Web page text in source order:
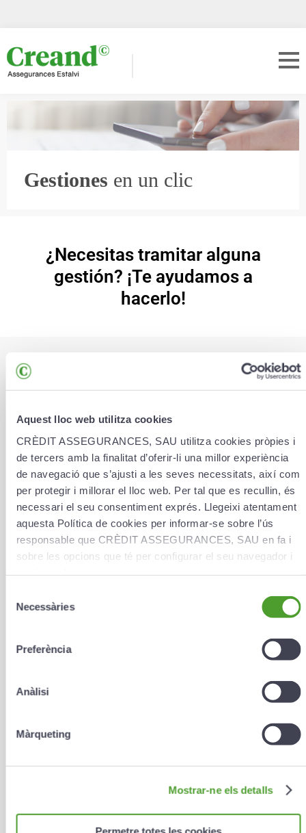
Aquest lloc web utilitza cookies
CRÈDIT ASSEGURANCES, SAU utilitza cookies pròpies i
de tercers amb la finalitat d’oferir-li una millor experiència
de navegació que s’ajusti a les seves necessitats, així com
per protegir i millorar el lloc web. Per tal que es recullin, és
necessari el seu consentiment exprés. Llegeixi atentament
aquesta Política de cookies per informar-se sobre l’ús
responsable que CRÈDIT ASSEGURANCES, SAU en fa i
sobre les opcions que té per configurar el seu navegador i
Necessàries
Preferència
Anàlisi
Màrqueting
Mostrar-ne els detalls
Gestiones en un clic
¿Necesitas tramitar alguna
gestión? ¡Te ayudamos a
hacerlo!
¿Quieres adjuntar un fichero?(Añade hasta 3 archivos o
20 MB)
Buscar archivo
Nombre*
Apellidos*
Teléfono (ej. 00376000000)
Escriba aquí sus comentarios